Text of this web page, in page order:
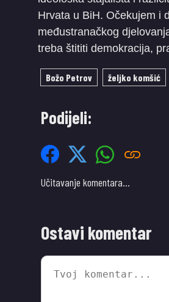
Hrvata u BiH. Očekujem i
međustranačkog
treba štititi demokracija,
Božo Petrov željko komšić
Podijeli:
Učitavanje komentara…
Ostavi komentar